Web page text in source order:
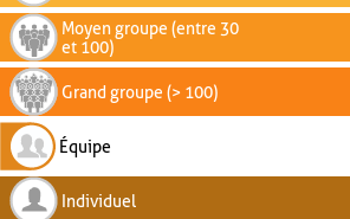
Moyen groupe (entre 30
et 100)
Grand groupe (> 100)
Équipe
Individuel